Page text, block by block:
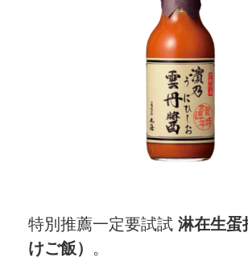
服務條款
特別推薦一定要試試 淋在生蛋
けご飯） 。